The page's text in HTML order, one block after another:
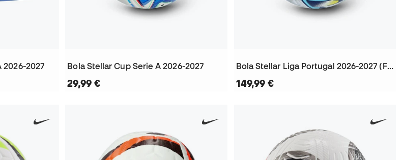
2026-2027 Bola Stellar Cup Serie A 2026-2027
29,99 €
Bola Stellar Liga Portugal 2026-2027 (Fifa Quality Pro)
149,99 €